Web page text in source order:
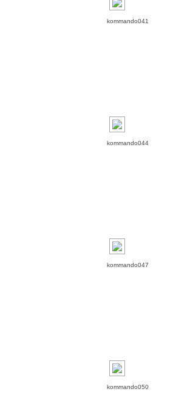
kommando041
kommando044
kommando047
kommando050